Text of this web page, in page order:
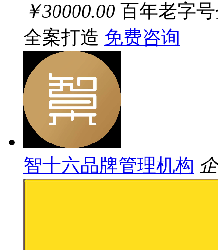
￥30000.00 百年老字
全案打造 免费咨询
智十六品牌管理机构 企